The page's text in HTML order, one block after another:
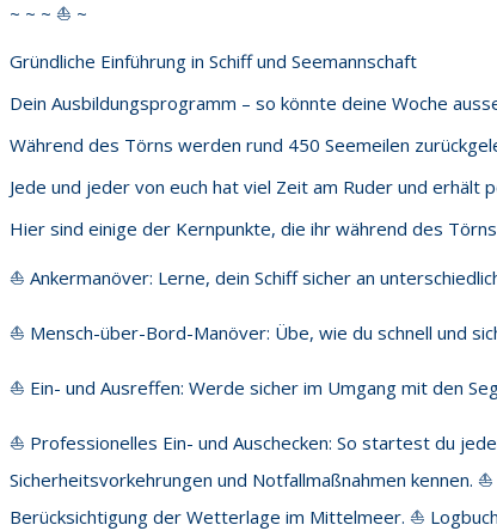
~ ~ ~ ⛵️ ~
Gründliche Einführung in Schiff und Seemannschaft
Dein Ausbildungsprogramm – so könnte deine Woche
Während des Törns werden rund 450 Seemeilen
Jede und jeder von euch hat viel Zeit am Ruder und erhält
Hier sind einige der Kernpunkte, die ihr während des
⛵️ Ankermanöver: Lerne, dein Schiff sicher an
⛵️ Mensch-über-Bord-Manöver: Übe, wie du schnell und
⛵️ Ein- und Ausreffen: Werde sicher im Umgang mit den
⛵️ Professionelles Ein- und Auschecken: So startest du
Sicherheitsvorkehrungen und Notfallmaßnahmen kennen.
Berücksichtigung der Wetterlage im Mittelmeer. ⛵️